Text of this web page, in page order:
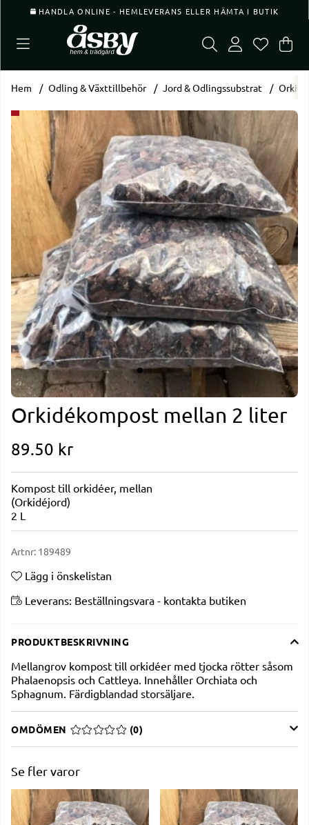
HANDLA ONLINE - HEMLEVERANS ELLER HÄMTA I BUTIK
.
Hem Odling & Växttillbehör Jord & Odlingssubstrat
Produktbilder Orkidékompost mellan 2 liter
Orkidékompost mellan 2 liter
89.50 kr
Kompost till orkidéer, mellan
(Orkidéjord)
2 L
Artnr: 189489
Lägg i önskelistan
Leverans: Beställningsvara - kontakta butiken
PRODUKTBESKRIVNING
Mellangrov kompost till orkidéer med tjocka rötter såsom
Phalaenopsis och Cattleya. Innehåller Orchiata och
Sphagnum. Färdigblandad storsäljare.
OMDÖMEN MEDELBETYG 0 AV 5 ANTAL BETYG 0
(0)
Se fler varor